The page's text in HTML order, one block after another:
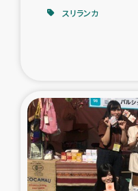
スリラン
スリランカの南北女性
スリランカ